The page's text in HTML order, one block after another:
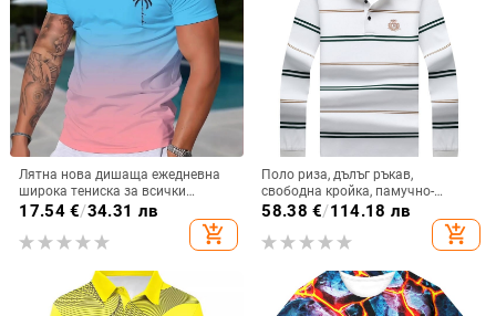
Лятна нова дишаща ежедневна
широка тениска за всички
мачове с 3D дигитален печат,
градиент, мъжка спортна тениска
с къс ръкав
17.54€/34.31 лв
add_shopping_cart
Поло риза, дълъг ръкав,
свободна кройка, памучно-
смесена материя, дишаща и
влагоотвеждаща, пролетно-
есенен сезон
58.38 €/114.18 лв
add_shopping_cart